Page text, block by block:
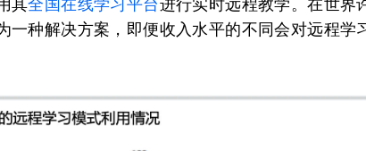
其全国在线学习平台进行实时远程教学。在世界
一种解决方案，即便收入水平的不同会对远程学